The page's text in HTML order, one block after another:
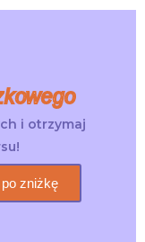
i otrzymaj
zniżkę